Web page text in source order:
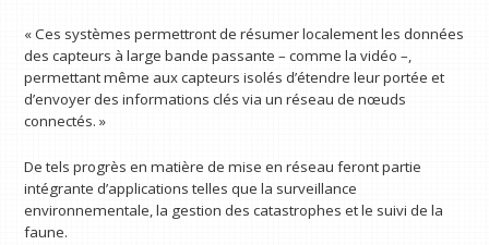
« Ces systèmes permettront de résumer localement les données
des capteurs à large bande passante – comme la vidéo –,
permettant même aux capteurs isolés d’étendre leur portée et
d’envoyer des informations clés via un réseau de nœuds
connectés. »
De tels progrès en matière de mise en réseau feront partie
intégrante d’applications telles que la surveillance
environnementale, la gestion des catastrophes et le suivi de la
faune.